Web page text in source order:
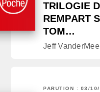
TRILOGIE
REMPART
TOM…
Jeff
PARUTION : 03/